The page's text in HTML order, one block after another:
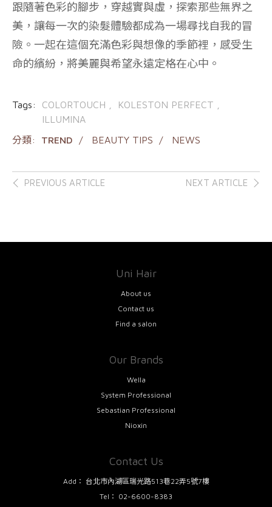
跟隨著色彩的腳步，穿越實與虛，探索那些無界之
美，讓每一次的染髮體驗都成為一場尋找自我的冒
險。一起在這個充滿色彩與想像的季節裡，感受生
命的繽紛，將美麗與希望永遠定格在心中。
Tags: COLORTOUCH
KOLESTON PERFECT
ILLUMINA
分類:
TREND BEAUTY TIPS NEWS
Post
PREVIOUS ARTICLE NEXT ARTICLE
Uni Hair
About us
Contact us
Find a salon
Our Brands
Wella
System Professional
Sebastian Professional
Nioxin
Contact Us
Add： 台北市內湖區瑞光路513巷22弄5號7樓
Tel： 02-6600-8383